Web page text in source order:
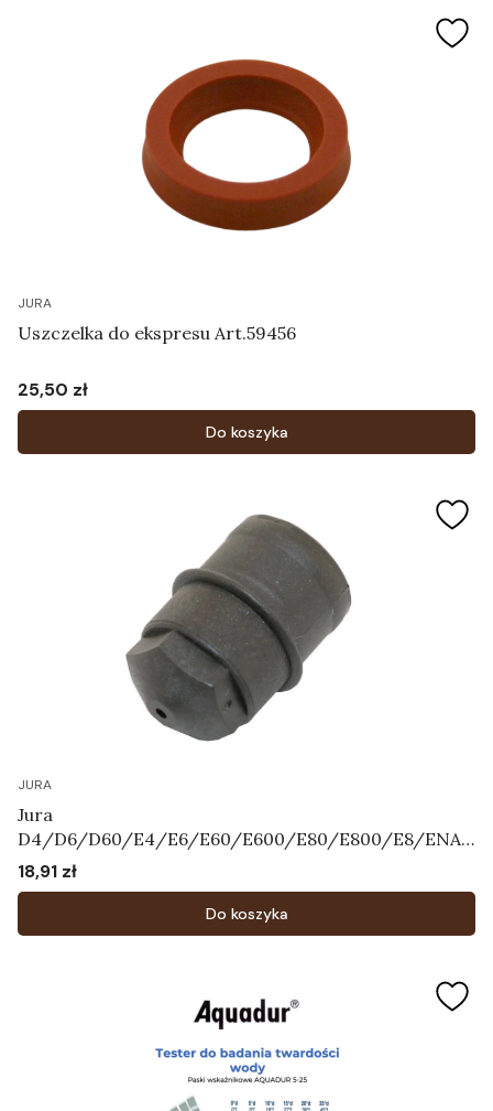
JURA
Uszczelka do ekspresu Art.59456
Cena
25,50 zł
Do koszyka
JURA
Jura
D4/D6/D60/E4/E6/E60/E600/E80/E800/E8/ENA3
/ENA5/ENA7/ENA9/ENA
X1/F7/F8/F85/J5/J7/J9.4/XJ5/XJ6/XJ9/WE50/WE6/
WE8 - Dysza Art.66590
Cena
18,91 zł
Do koszyka